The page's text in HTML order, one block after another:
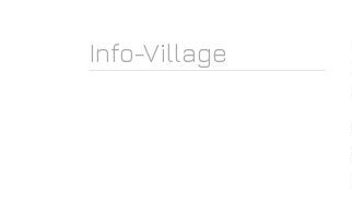
Info-Village